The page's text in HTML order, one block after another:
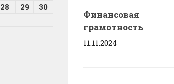
Финансовая
грамотность
11.11.2024
28 29
30